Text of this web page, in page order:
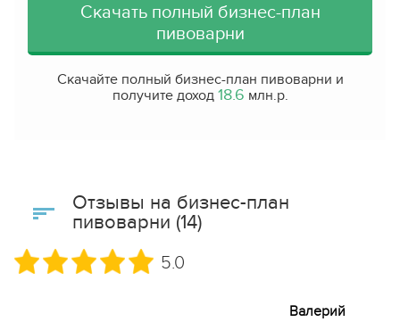
Скачать полный бизнес-план
пивоварни
Скачайте полный бизнес-план пивоварни и
получите доход 18.6 млн.р.
Отзывы на бизнес-план
пивоварни (14)
5.0
Валерий